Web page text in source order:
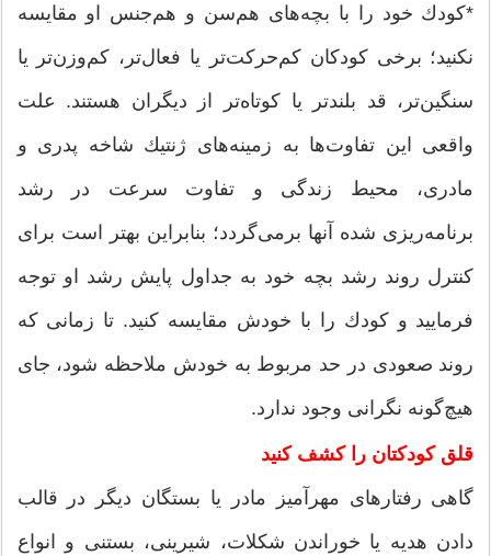
*كودك خود را با بچه‌های هم‌سن و هم‌جنس او مقایسه
نكنید؛ برخی كودكان كم‌حركت‌تر یا فعال‌تر، كم‌وزن‌تر یا
سنگین‌تر، قد بلندتر یا كوتاه‌تر از دیگران هستند. علت
واقعی این تفاوت‌ها به زمینه‌های ژنتیك شاخه پدری و
مادری، محیط زندگی و تفاوت سرعت در رشد
برنامه‌ریزی شده آنها برمی‌گردد؛ بنابراین بهتر است برای
كنترل روند رشد بچه خود به جداول پایش رشد او توجه
فرمایید و كودك را با خودش مقایسه كنید. تا زمانی كه
روند صعودی در حد مربوط به خودش ملاحظه شود، جای
هیچ‌گونه نگرانی وجود ندارد.
قلق کودکتان را کشف کنید
گاهی رفتارهای مهرآمیز مادر یا بستگان دیگر در قالب
دادن هدیه یا خوراندن شكلات، شیرینی،‌ بستنی و انواع